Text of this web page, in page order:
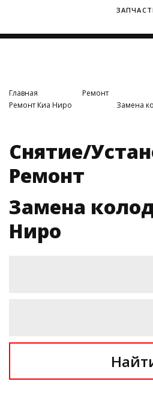
Главная Ремонт
Ремонт Киа Ниро
Замена
Снятие/
Ремонт
Замена
Ниро